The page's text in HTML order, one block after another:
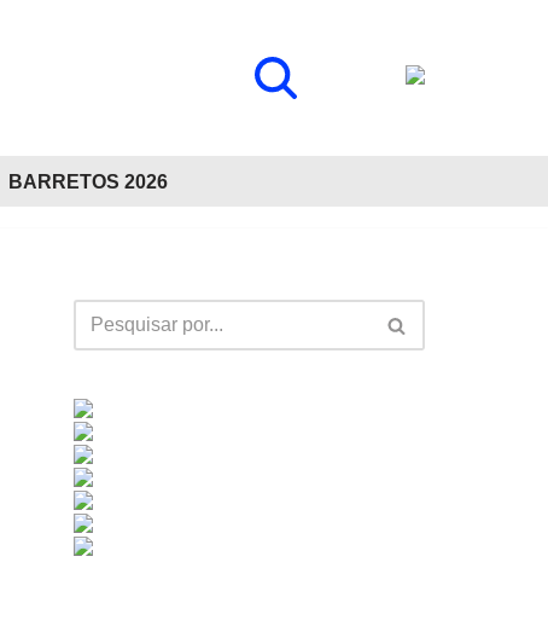
BARRETOS 2026